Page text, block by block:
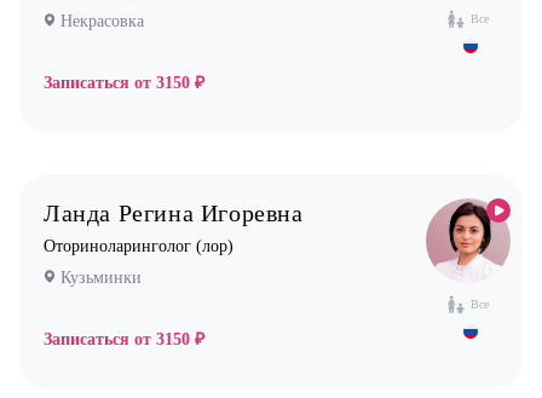
Стоматолог ортопед
Уролог
Физиотерапевт
Все
Некрасовка
Записаться от 3150 ₽
Все
Ланда Регина Игоревна
Оториноларинголог (лор)
Кузьминки
Записаться от 3150 ₽